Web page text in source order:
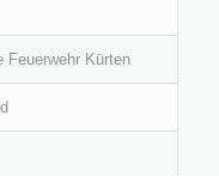
Feuerwehr Kürten